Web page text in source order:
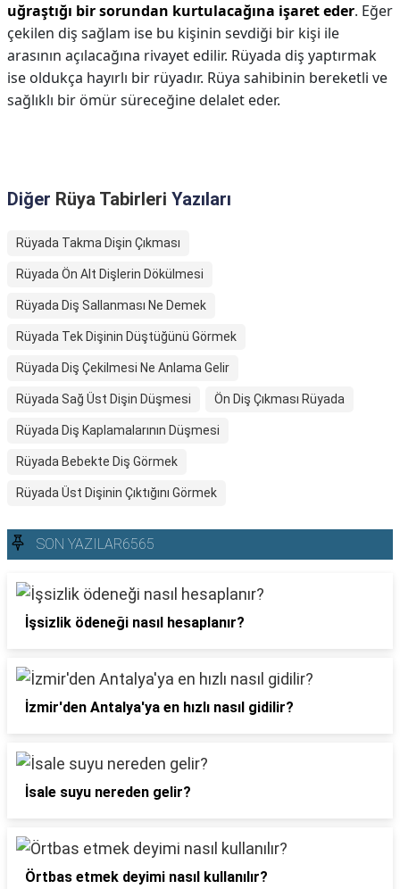
uğraştığı bir sorundan kurtulacağına işaret eder. Eğer
çekilen diş sağlam ise bu kişinin sevdiği bir kişi ile
arasının açılacağına rivayet edilir. Rüyada diş yaptırmak
ise oldukça hayırlı bir rüyadır. Rüya sahibinin bereketli ve
sağlıklı bir ömür süreceğine delalet eder.
Diğer Rüya Tabirleri Yazıları
Rüyada Takma Dişin Çıkması
Rüyada Ön Alt Dişlerin Dökülmesi
Rüyada Diş Sallanması Ne Demek
Rüyada Tek Dişinin Düştüğünü Görmek
Rüyada Diş Çekilmesi Ne Anlama Gelir
Rüyada Sağ Üst Dişin Düşmesi Ön Diş Çıkması Rüyada
Rüyada Diş Kaplamalarının Düşmesi
Rüyada Bebekte Diş Görmek
Rüyada Üst Dişinin Çıktığını Görmek
SON YAZILAR6565
İşsizlik ödeneği nasıl hesaplanır?
İzmir'den Antalya'ya en hızlı nasıl gidilir?
İsale suyu nereden gelir?
Örtbas etmek deyimi nasıl kullanılır?